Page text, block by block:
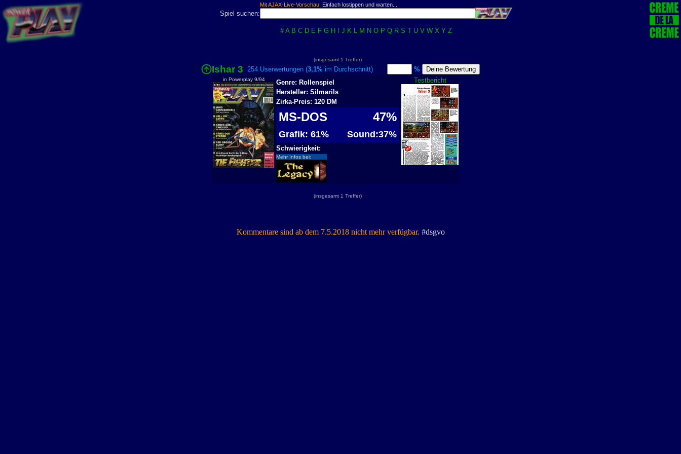
Mit AJAX-Live-Vorschau! Einfach lostippen und warten...
Spiel suchen:
# A B C D E F G H J K L M N O P Q R S T U V W X Y Z
(insgesamt 1 Treffer)
Ishar 3 254 Userwertungen (3,1% im Durchschnitt) %
in Powerplay 9/94 Testbericht
Genre: Rollenspiel
Hersteller: Silmarils
Zirka-Preis: 120 DM
MS-DOS 47%
Grafik: 61% Sound:37%
Schwierigkeit:
Mehr Infos bei:
(insgesamt 1 Treffer)
Kommentare sind ab dem 7.5.2018 nicht mehr verfügbar. #dsgvo